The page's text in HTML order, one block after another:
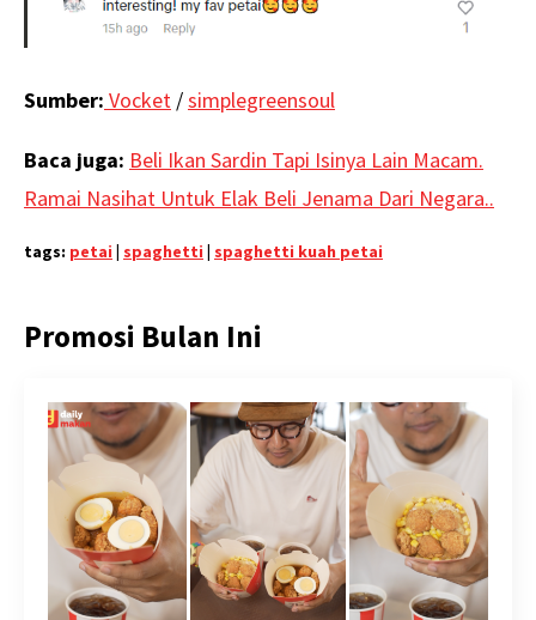
Sumber: Vocket /simplegreensoul
Baca juga: Beli Ikan Sardin Tapi Isinya Lain Macam.
Ramai Nasihat Untuk Elak Beli Jenama Dari Negara..
tags: petai spaghetti spaghetti kuah petai
Promosi Bulan Ini